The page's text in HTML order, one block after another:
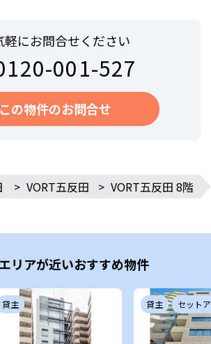
軽にお問合せください
001-527
この物件のお問合せ
> VORT五反田 > VORT五反田 8階
リアが近いおすすめ物件
貸主 貸主 セット